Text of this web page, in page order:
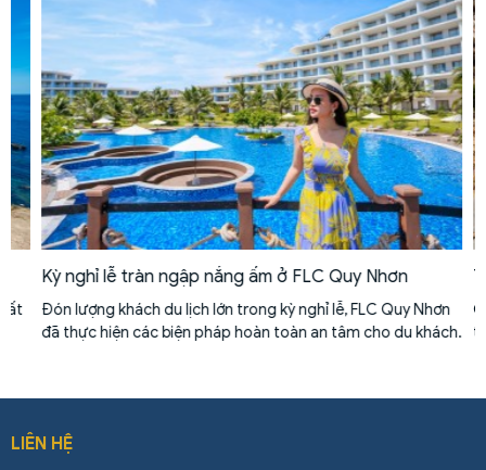
Kỳ nghỉ lễ tràn ngập nắng ấm ở FLC Quy Nhơn
Đón lượng khách du lịch lớn trong kỳ nghỉ lễ, FLC Quy Nhơn
đã thực hiện các biện pháp hoàn toàn an tâm cho du khách. trên
LIÊN HỆ